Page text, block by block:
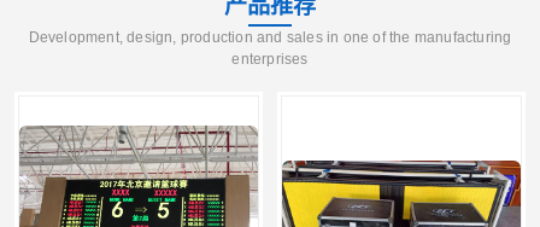
Development, design, production and sales in one of the manufacturing
enterprises